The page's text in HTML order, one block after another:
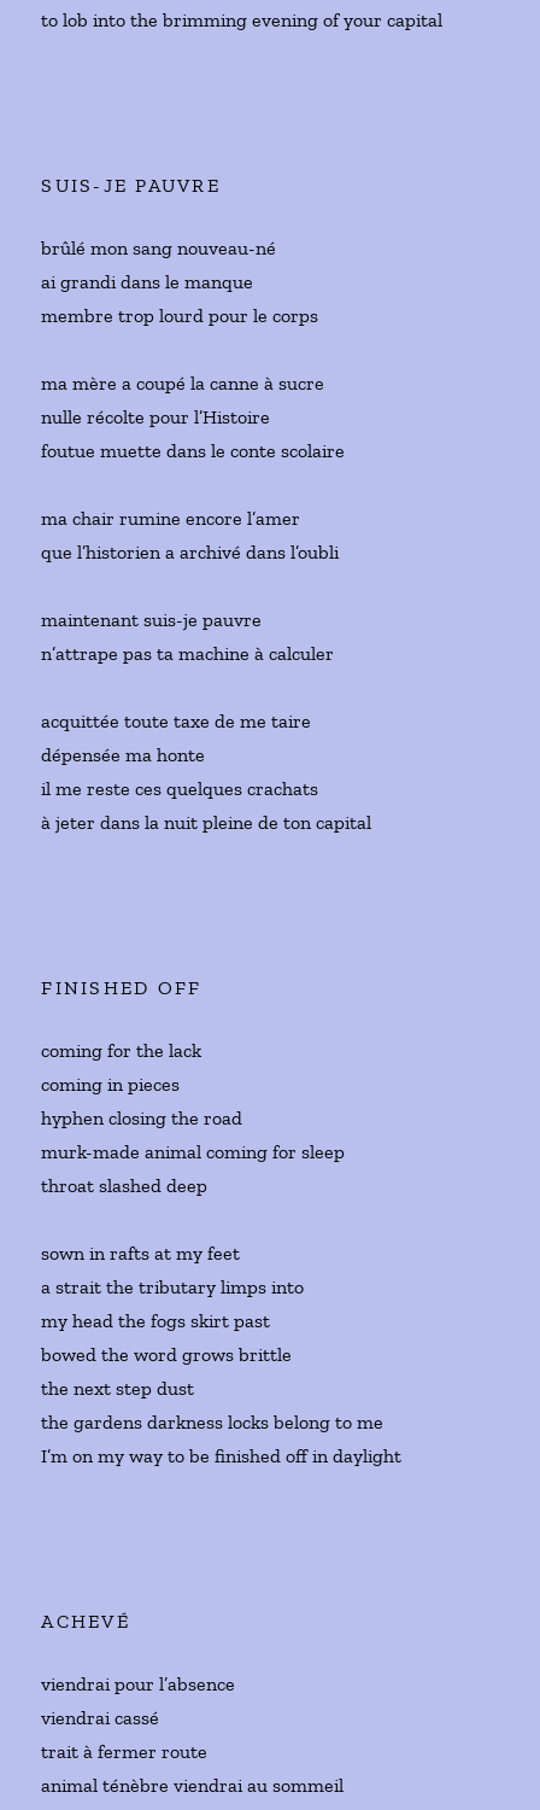
to lob into the brimming evening of your capital
SUIS-JE PAUVRE
brûlé mon sang nouveau-né
ai grandi dans le manque
membre trop lourd pour le corps
ma mère a coupé la canne à sucre
nulle récolte pour l’Histoire
foutue muette dans le conte scolaire
ma chair rumine encore l’amer
que l’historien a archivé dans l’oubli
maintenant suis-je pauvre
n’attrape pas ta machine à calculer
acquittée toute taxe de me taire
dépensée ma honte
il me reste ces quelques crachats
à jeter dans la nuit pleine de ton capital
FINISHED OFF
coming for the lack
coming in pieces
hyphen closing the road
murk-made animal coming for sleep
throat slashed deep
sown in rafts at my feet
a strait the tributary limps into
my head the fogs skirt past
bowed the word grows brittle
the next step dust
the gardens darkness locks belong to me
I’m on my way to be finished off in daylight
ACHEVÉ
viendrai pour l’absence
viendrai cassé
trait à fermer route
animal ténèbre viendrai au sommeil